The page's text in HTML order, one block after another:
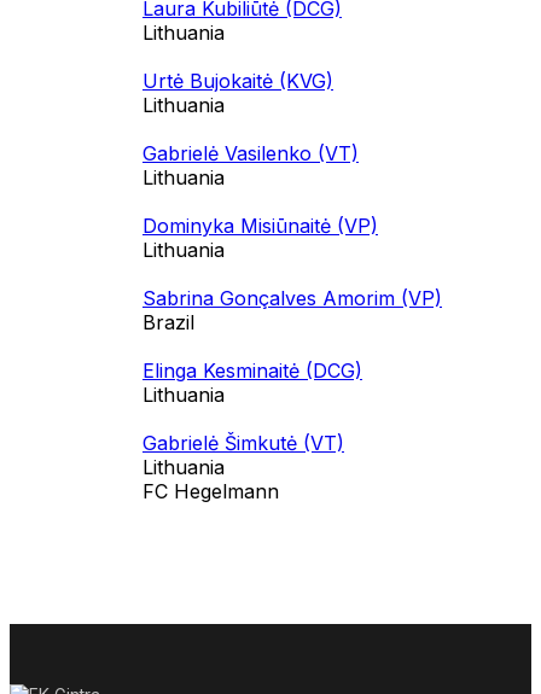
Laura Kubiliūtė (DCG)
Lithuania
Urtė Bujokaitė (KVG)
Lithuania
Gabrielė Vasilenko (VT)
Lithuania
Dominyka Misiūnaitė (VP)
Lithuania
Sabrina Gonçalves Amorim (VP)
Brazil
Elinga Kesminaitė (DCG)
Lithuania
Gabrielė Šimkutė (VT)
Lithuania
FC Hegelmann